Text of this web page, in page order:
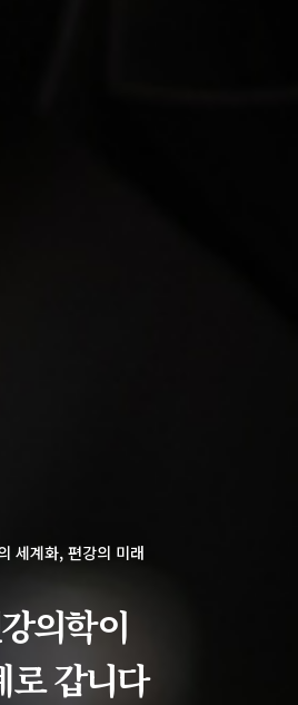
세계화, 편강의 미래
의학이
로 갑니다